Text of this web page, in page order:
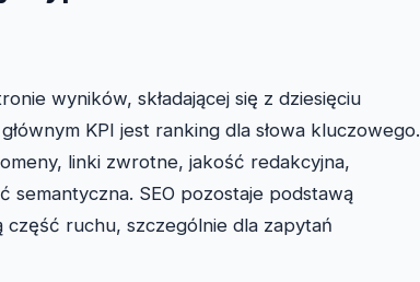
wyników, składającej się z dziesięciu
KPI jest ranking dla słowa kluczowego.
linki zwrotne, jakość redakcyjna,
SEO pozostaje podstawą
część ruchu, szczególnie dla zapytań